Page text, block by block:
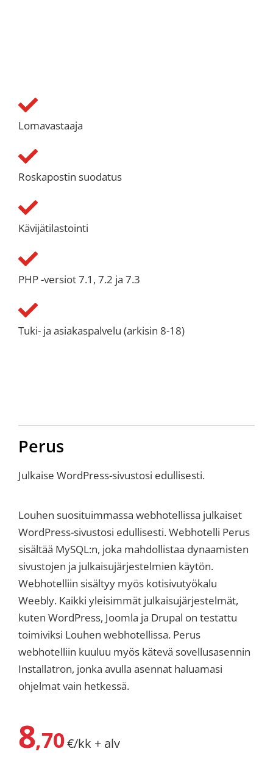
Lomavastaaja
Roskapostin suodatus
Kävijätilastointi
PHP -versiot 7.1, 7.2 ja 7.3
Tuki- ja asiakaspalvelu (arkisin 8-18)
Perus
Julkaise WordPress-sivustosi edullisesti.
Louhen suosituimmassa webhotellissa julkaiset
WordPress-sivustosi edullisesti. Webhotelli Perus
sisältää MySQL:n, joka mahdollistaa dynaamisten
sivustojen ja julkaisujärjestelmien käytön.
Webhotelliin sisältyy myös kotisivutyökalu
Weebly. Kaikki yleisimmät julkaisujärjestelmät,
kuten WordPress, Joomla ja Drupal on testattu
toimiviksi Louhen webhotellissa. Perus
webhotelliin kuuluu myös kätevä sovellusasennin
Installatron, jonka avulla asennat haluamasi
ohjelmat vain hetkessä.
8,70€/kk + alv